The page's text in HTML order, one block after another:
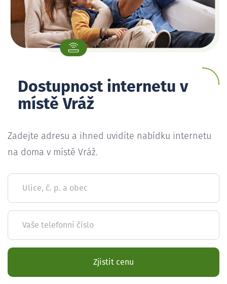
Dostupnost internetu v
místě Vráž
Zadejte adresu a ihned uvidíte nabídku internetu
na doma v místě Vráž.
Ulice, č. p. a obec
Vaše telefonní číslo
Zjistit cenu